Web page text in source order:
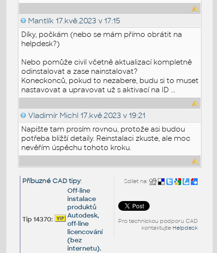
Mantlík 17.kvě.2023 v 17:15
Díky, počkám (nebo se mám přímo obrátit na
helpdesk?)
Nebo pomůže civil včetně aktualizací kompletně
odinstalovat a zase nainstalovat?
Koneckonců, pokud to nezabere, budu si to muset
nastavovat a upravovat už s aktivací na ID ...
Vladimír Michl 17.kvě.2023 v 19:21
Napište tam prosím rovnou, protože asi budou
potřeba bližší detaily. Reinstalaci zkuste, ale moc
nevěřím úspěchu tohoto kroku.
Sdílet na:
Pro technickou podporu CAD
kontaktujte Helpdesk
Příbuzné CAD tipy:
Tip 14370:
Off-line
instalace
produktů
Autodesk,
off-line
licencování
(bez
internetu).